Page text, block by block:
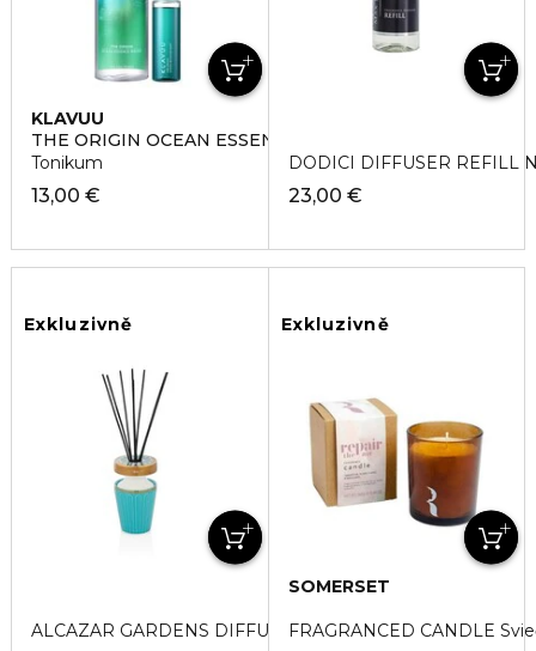
KLAVUU
THE ORIGIN OCEAN ESSENCE WATER
Tonikum
13,00 €
DODICI DIFFUSER REFILL
23,00 €
Exkluzivně
ALCAZAR GARDENS DIFFUSER Difuzér
Exkluzivně
SOMERSET
FRAGRANCED CANDLE